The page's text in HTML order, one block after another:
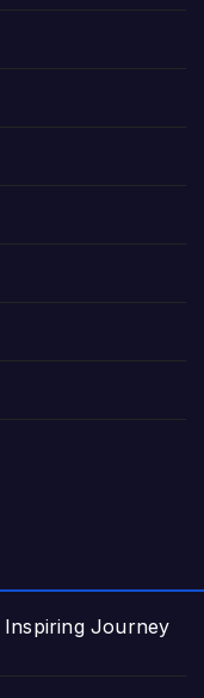
Journey